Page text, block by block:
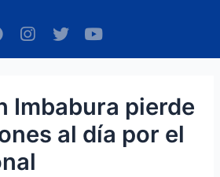
I
n
s
g
a
m
T
w
i
e
Y
o
u
b
e
Imbabura pierde
al día por el